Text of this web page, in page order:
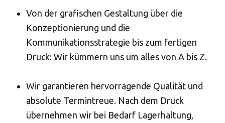
Von der grafischen Gestaltung über die
Konzeptionierung und die
Kommunikationsstrategie bis zum fertigen
Druck: Wir kümmern uns um alles von A bis Z.
Wir garantieren hervorragende Qualität und
absolute Termintreue. Nach dem Druck
übernehmen wir bei Bedarf Lagerhaltung,
MBE CENTERN IN DEUTSCHLAND
Odereröffnen Sie ein MBE Centerin Ihrer
Region.